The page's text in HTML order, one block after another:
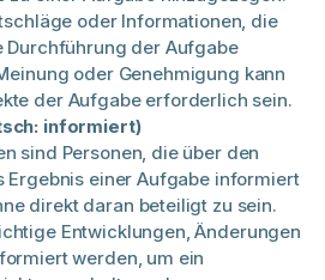
oder Informationen, die
der Aufgabe
oder Genehmigung kann
der Aufgabe erforderlich sein.
informiert)
sind Personen, die über den
Ergebnis einer Aufgabe informiert
direkt daran beteiligt zu sein.
Entwicklungen, Änderungen
werden, um ein